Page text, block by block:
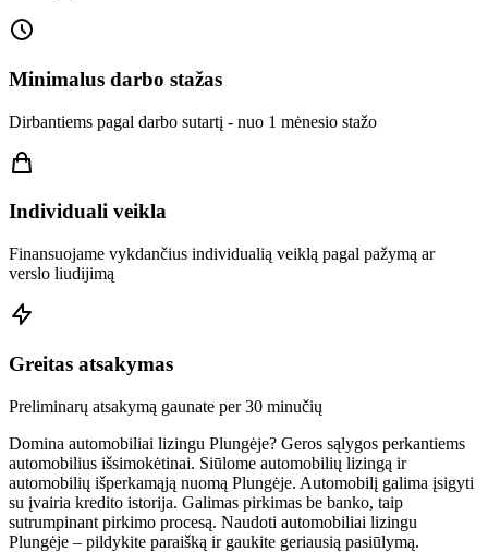
Minimalus darbo stažas
Dirbantiems pagal darbo sutartį - nuo 1 mėnesio stažo
Individuali veikla
Finansuojame vykdančius individualią veiklą pagal pažymą ar
verslo liudijimą
Greitas atsakymas
Preliminarų atsakymą gaunate per 30 minučių
Domina automobiliai lizingu Plungėje? Geros sąlygos perkantiems
automobilius išsimokėtinai. Siūlome automobilių lizingą ir
automobilių išperkamąją nuomą Plungėje. Automobilį galima įsigyti
su įvairia kredito istorija. Galimas pirkimas be banko, taip
sutrumpinant pirkimo procesą. Naudoti automobiliai lizingu
Plungėje – pildykite paraišką ir gaukite geriausią pasiūlymą.